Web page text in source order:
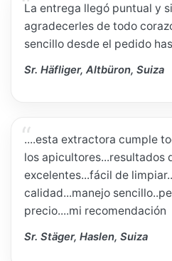
La entrega llegó puntual y
agradecerles de todo
sencillo desde el pedido
Sr. Häfliger, Altbüron, Suiza
....esta extractora cumple
los apicultores...resultados
excelentes...fácil de
calidad...manejo
precio....mi recomendación
Sr. Stäger, Haslen, Suiza